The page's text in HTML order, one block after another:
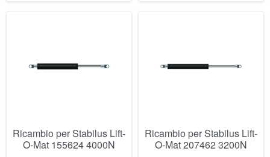
Ricambio per Stabilus Lift-
O-Mat 155624 4000N
Ricambio per Stabilus Lift-
O-Mat 207462 3200N